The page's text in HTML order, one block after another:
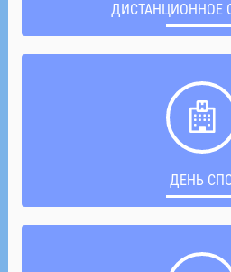
ДИСТАНЦИОННОЕ
ДЕНЬ